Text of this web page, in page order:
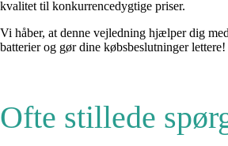
kvalitet til konkurrencedygtige priser.
Vi håber, at denne vejledning hjælper dig
batterier og gør dine købsbeslutninger lettere!
Ofte stillede